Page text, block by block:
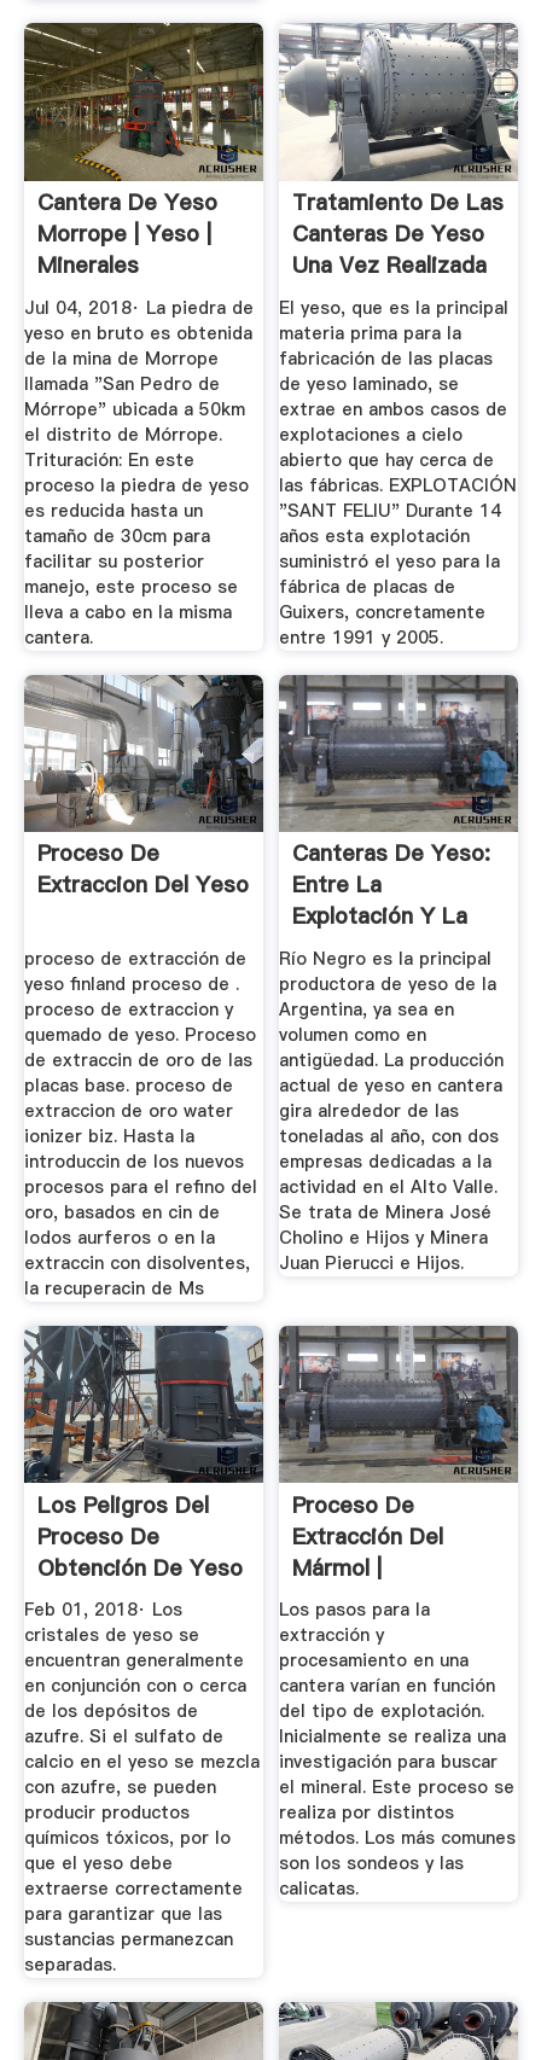
Cantera De Yeso
Morrope | Yeso |
Minerales
Jul 04, 2018· La piedra de
yeso en bruto es obtenida
de la mina de Morrope
llamada "San Pedro de
Mórrope" ubicada a 50km
el distrito de Mórrope.
Trituración: En este
proceso la piedra de yeso
es reducida hasta un
tamaño de 30cm para
facilitar su posterior
manejo, este proceso se
lleva a cabo en la misma
cantera.
Tratamiento De Las
Canteras De Yeso
Una Vez Realizada
La ...
El yeso, que es la principal
materia prima para la
fabricación de las placas
de yeso laminado, se
extrae en ambos casos de
explotaciones a cielo
abierto que hay cerca de
las fábricas. EXPLOTACIÓN
"SANT FELIU" Durante 14
años esta explotación
suministró el yeso para la
fábrica de placas de
Guixers, concretamente
entre 1991 y 2005.
Proceso De
Extraccion Del Yeso
proceso de extracción de
yeso finland proceso de .
proceso de extraccion y
quemado de yeso. Proceso
de extraccin de oro de las
placas base. proceso de
extraccion de oro water
ionizer biz. Hasta la
introduccin de los nuevos
procesos para el refino del
oro, basados en cin de
lodos aurferos o en la
extraccin con disolventes,
la recuperacin de Ms
Canteras De Yeso:
Entre La
Explotación Y La
Riqueza ...
Río Negro es la principal
productora de yeso de la
Argentina, ya sea en
volumen como en
antigüedad. La producción
actual de yeso en cantera
gira alrededor de las
toneladas al año, con dos
empresas dedicadas a la
actividad en el Alto Valle.
Se trata de Minera José
Cholino e Hijos y Minera
Juan Pierucci e Hijos.
Los Peligros Del
Proceso De
Obtención De Yeso
Y Su Uso ...
Feb 01, 2018· Los
cristales de yeso se
encuentran generalmente
en conjunción con o cerca
de los depósitos de
azufre. Si el sulfato de
calcio en el yeso se mezcla
con azufre, se pueden
producir productos
químicos tóxicos, por lo
que el yeso debe
extraerse correctamente
para garantizar que las
sustancias permanezcan
separadas.
Proceso De
Extracción Del
Mármol |
PRODIAMCO
Los pasos para la
extracción y
procesamiento en una
cantera varían en función
del tipo de explotación.
Inicialmente se realiza una
investigación para buscar
el mineral. Este proceso se
realiza por distintos
métodos. Los más comunes
son los sondeos y las
calicatas.